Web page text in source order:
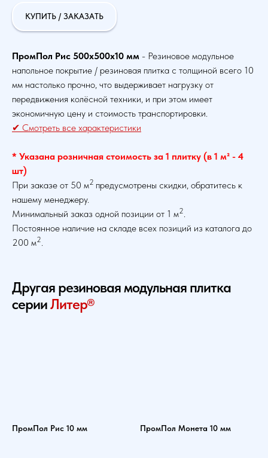
КУПИТЬ / ЗАКАЗАТЬ
ПромПол Рис 500х500х10 мм - Резиновое модульное
напольное покрытие / резиновая плитка с толщиной всего 10
мм настолько прочно, что выдерживает нагрузку от
передвижения колёсной техники, и при этом имеет
экономичную цену и стоимость транспортировки.
✔ Смотреть все характеристики
* Указана розничная стоимость за 1 плитку (в 1 м² - 4
шт)
При заказе от 50 м2 предусмотрены скидки, обратитесь к
нашему менеджеру.
Минимальный заказ одной позиции от 1 м2.
Постоянное наличие на складе всех позиций из каталога до
200 м2.
Другая резиновая модульная плитка
серииЛитер®
ПромПол Рис 10 мм ПромПол Монета 10 мм